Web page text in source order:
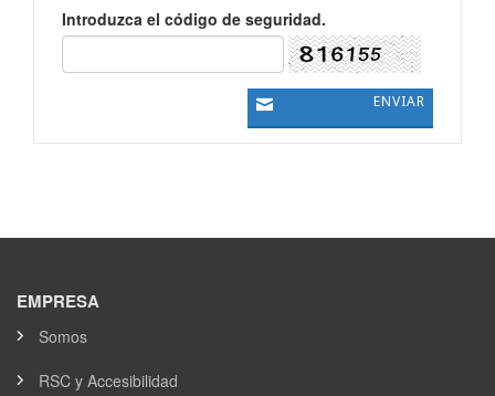
Introduzca el código de seguridad.
EMPRESA
Somos
RSC y Accesibilidad